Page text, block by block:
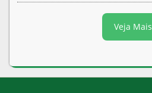
Veja Mais